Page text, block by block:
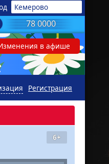
Кемерово
78 0000
в афише
Регистрация
6+